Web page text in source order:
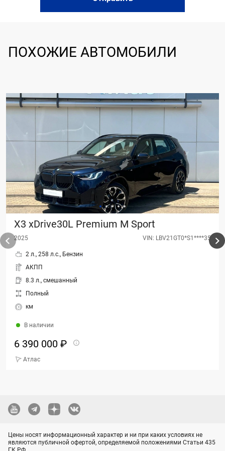
Система “старт-стоп”
ПОХОЖИЕ АВТОМОБИЛИ
X3 xDrive30L Premium M Sport
2025 VIN: LBV21GT0*S1****35
2 л., 258 л.с., Бензин
АКПП
8.3 л., смешанный
Полный
км
В наличии
6 390 000 ₽
Атлас
Цены носят информационный характер и ни при каких условиях не
являются публичной офертой, определяемой положениями Статьи 435